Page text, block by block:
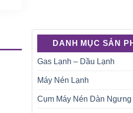
DANH MỤC SẢN
Gas Lạnh – Dầu Lạnh
Máy Nén Lạnh
Cụm Máy Nén Dàn Ngưng